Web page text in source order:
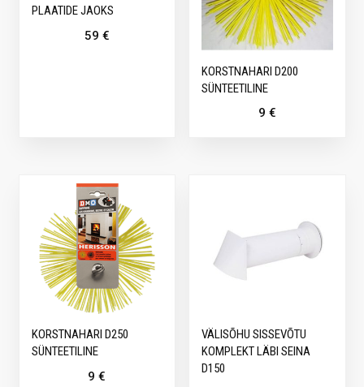
PLAATIDE JAOKS
59 €
KORSTNAHARI D200
SÜNTEETILINE
9 €
KORSTNAHARI D250
SÜNTEETILINE
9€
VÄLISÕHU SISSEVÕTU
KOMPLEKT LÄBI SEINA
D150